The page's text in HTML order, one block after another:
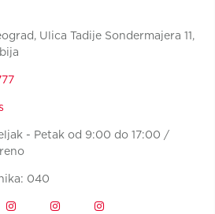
Ulica Tadije Sondermajera 11,
- Petak od 9:00 do 17:00 /
040